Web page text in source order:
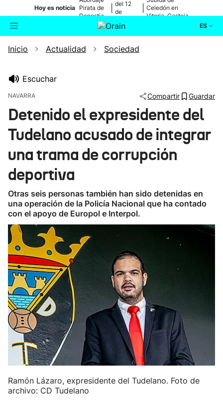
Hoy es noticia Pirata de
Donostia
del 12
de
Celedón en
Vitoria-Gasteiz
ES
Buscador Actualidad
Ikusmiran
Eguraldia
Inicio Actualidad Sociedad
Escuchar
NAVARRA Compartir Guardar
Detenido el expresidente del
Tudelano acusado de integrar
una trama de corrupción
deportiva
Otras seis personas también han sido detenidas en
una operación de la Policía Nacional que ha contado
con el apoyo de Europol e Interpol.
Ramón Lázaro, expresidente del Tudelano. Foto de
archivo: CD Tudelano